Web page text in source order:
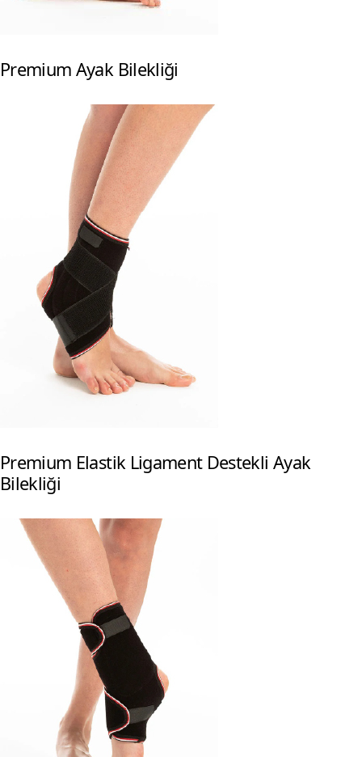
Premium Ayak Bilekliği
Premium Elastik Ligament Destekli Ayak
Bilekliği